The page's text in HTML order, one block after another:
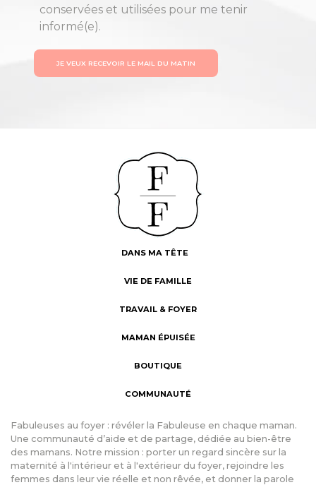
conservées et utilisées pour me tenir
informé(e).
JE VEUX RECEVOIR LE MAIL DU MATIN
DANS MA TÊTE
VIE DE FAMILLE
TRAVAIL & FOYER
MAMAN ÉPUISÉE
BOUTIQUE
COMMUNAUTÉ
Fabuleuses au foyer : révéler la Fabuleuse en chaque maman.
Une communauté d’aide et de partage, dédiée au bien-être
des mamans. Notre mission : porter un regard sincère sur la
maternité à l'intérieur et à l'extérieur du foyer, rejoindre les
femmes dans leur vie réelle et non rêvée, et donner la parole